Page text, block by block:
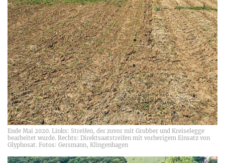
Ende Mai 2020. Links: Streifen, der zuvor mit Grubber und Kreiselegge
bearbeitet wurde. Rechts: Direktsaatstreifen mit vorherigem Einsatz von
Glyphosat. Fotos: Gersmann, Klingenhagen